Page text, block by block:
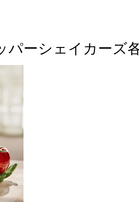
パーシェイカーズ